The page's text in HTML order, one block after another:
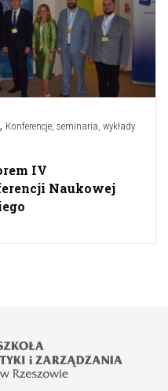
, Konferencje, seminaria, wykłady
IV
Naukowej